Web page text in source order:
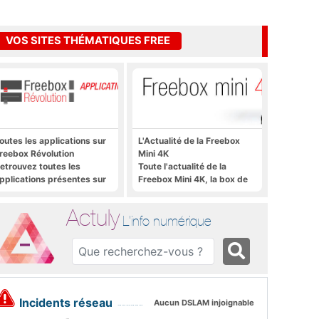
VOS SITES THÉMATIQUES FREE
les applications sur
Révolution
toutes les
présentes sur
L'Actualité de la Freebox
Mini 4K
Toute l'actualité de la
Freebox Mini 4K, la box de
Actuly L'info numérique
Incidents réseau Aucun DSLAM injoignable